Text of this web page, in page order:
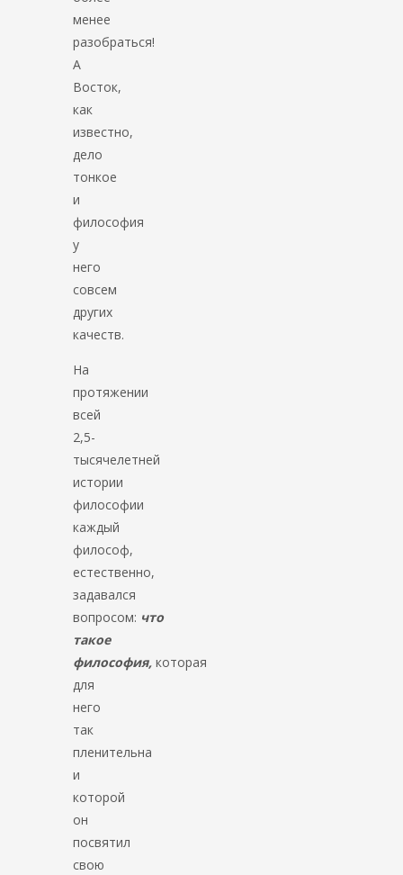
менее
разобраться!
А
Восток,
как
известно,
дело
тонкое
и
философия
у
него
совсем
других
качеств.
На
протяжении
всей
2,5-
тысячелетней
истории
философии
каждый
философ,
естественно,
задавался
вопросом: что
такое
философия, которая
для
него
так
пленительна
и
которой
он
посвятил
свою